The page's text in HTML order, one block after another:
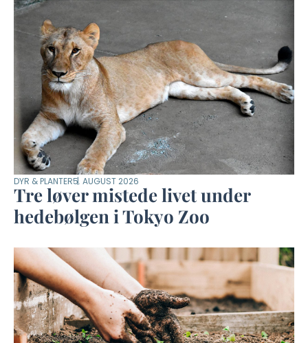
DYR & PLANTER5. AUGUST 2026
Tre løver mistede livet under
hedebølgen i Tokyo Zoo